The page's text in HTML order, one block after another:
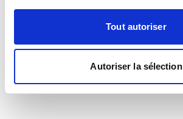
Tout autoriser
Autoriser la sélection